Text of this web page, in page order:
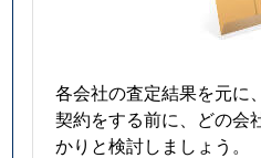
各会社の査定結果を元に
契約をする前に、どの会
かりと検討しましょう。